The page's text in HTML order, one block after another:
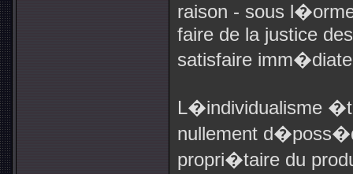
raison - sous
faire de la justice
satisfaire
L�individualisme
nullement
propri�taire du